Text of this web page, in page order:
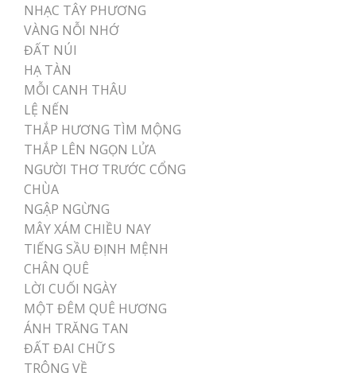
NHẠC TÂY PHƯƠNG
VÀNG NỖI NHỚ
ĐẤT NÚI
HẠ TÀN
MỖI CANH THÂU
LỆ NẾN
THẮP HƯƠNG TÌM MỘNG
THẮP LÊN NGỌN LỬA
NGƯỜI THƠ TRƯỚC CỔNG
CHÙA
NGẬP NGỪNG
MÂY XÁM CHIỀU NAY
TIẾNG SẦU ĐỊNH MỆNH
CHÂN QUÊ
LỜI CUỐI NGÀY
MỘT ĐÊM QUÊ HƯƠNG
ÁNH TRĂNG TAN
ĐẤT ĐAI CHỮ S
TRÔNG VỀ